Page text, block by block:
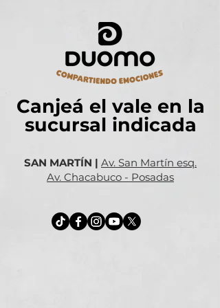
Canjeá el vale en la
sucursal indicada
SAN MARTÍN | Av. San Martín esq.
Av. Chacabuco - Posadas